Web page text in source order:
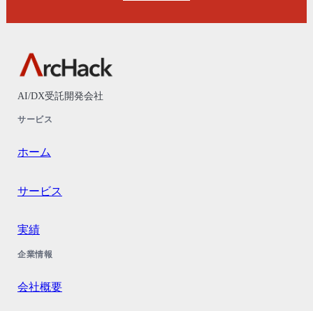
AI/DX受託開発会社
サービス
ホーム
サービス
実績
企業情報
会社概要